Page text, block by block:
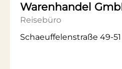
Warenhandel
Reisebüro
Schaeuffelenstraße 49-